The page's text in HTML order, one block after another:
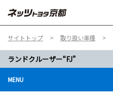
サイトトップ 取り扱い車種
ランドクルーザー“FJ”
MENU